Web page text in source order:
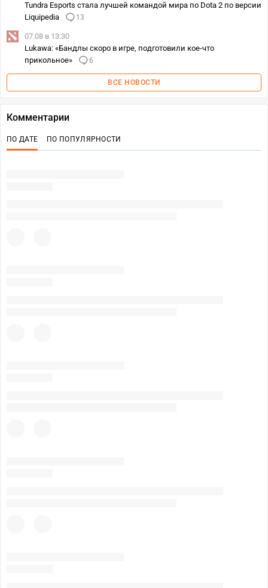
Tundra Esports стала лучшей командой мира по Dota 2 по версии
Liquipedia
13
07.08 в 13:30
Lukawa: «Бандлы скоро в игре, подготовили кое-что
прикольное»
6
ВСЕ НОВОСТИ
Комментарии
ПО ДАТЕ ПО ПОПУЛЯРНОСТИ